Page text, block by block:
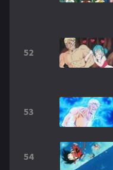
52
53
54